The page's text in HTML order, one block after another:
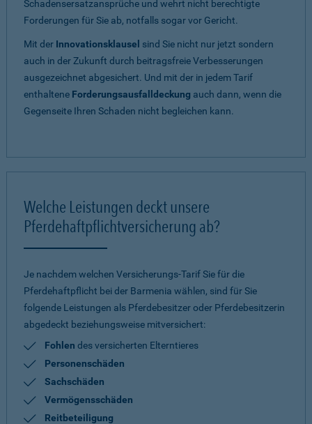
Schadensersatzansprüche und wehrt nicht berechtigte
Forderungen für Sie ab, notfalls sogar vor Gericht.
Mit der Innovationsklausel sind Sie nicht nur jetzt sondern
auch in der Zukunft durch beitragsfreie Verbesserungen
ausgezeichnet abgesichert. Und mit der in jedem Tarif
enthaltene Forderungsausfalldeckung auch dann, wenn die
Gegenseite Ihren Schaden nicht begleichen kann.
Welche Leistungen deckt unsere
Pferdehaftpflichtversicherung ab?
Je nachdem welchen Versicherungs-Tarif Sie für die
Pferdehaftpflicht bei der Barmenia wählen, sind für Sie
folgende Leistungen als Pferdebesitzer oder Pferdebesitzerin
abgedeckt beziehungsweise mitversichert:
Fohlen des versicherten Elterntieres
Personenschäden
Sachschäden
Vermögensschäden
Reitbeteiligung